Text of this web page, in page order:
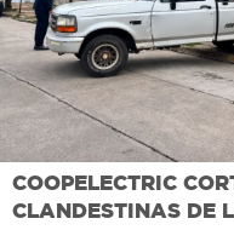
COOPELECTRIC
CLANDESTINAS DE